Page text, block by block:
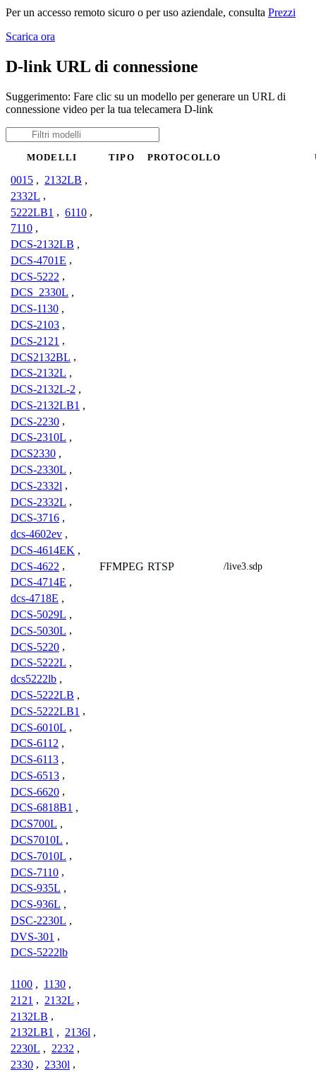
Per un accesso remoto sicuro o per uso aziendale, consulta Prezzi
Scarica ora
D-link URL di connessione
Suggerimento: Fare clic su un modello per generare un URL di
connessione video per la tua telecamera D-link
MODELLI TIPO PROTOCOLLO
0015 , 2132LB ,
2332L ,
5222LB1 , 6110 ,
7110 ,
DCS-2132LB ,
DCS-4701E ,
DCS-5222 ,
DCS_2330L ,
DCS-1130 ,
DCS-2103 ,
DCS-2121 ,
DCS2132BL ,
DCS-2132L ,
DCS-2132L-2 ,
DCS-2132LB1 ,
DCS-2230 ,
DCS-2310L ,
DCS2330 ,
DCS-2330L ,
DCS-2332l ,
DCS-2332L ,
DCS-3716 ,
dcs-4602ev ,
DCS-4614EK ,
DCS-4622 ,
DCS-4714E ,
dcs-4718E ,
DCS-5029L ,
DCS-5030L ,
DCS-5220 ,
DCS-5222L ,
dcs5222lb ,
DCS-5222LB ,
DCS-5222LB1 ,
DCS-6010L ,
DCS-6112 ,
DCS-6113 ,
DCS-6513 ,
DCS-6620 ,
DCS-6818B1 ,
DCS700L ,
DCS7010L ,
DCS-7010L ,
DCS-7110 ,
DCS-935L ,
DCS-936L ,
DSC-2230L ,
DVS-301 ,
DCS-5222lb
FFMPEG RTSP /live3.sdp
1100 , 1130 ,
2121 , 2132L ,
2132LB ,
2132LB1 , 2136l ,
2230L , 2232 ,
2330 , 2330l ,